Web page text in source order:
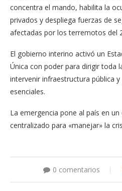
concentra el mando, habilita la
privados y despliega fuerzas de
afectadas por los terremotos del
El gobierno interino activó un
Única con poder para dirigir toda
intervenir infraestructura pública
esenciales.
La emergencia pone al país en
centralizado para «manejar» la
0 comentarios